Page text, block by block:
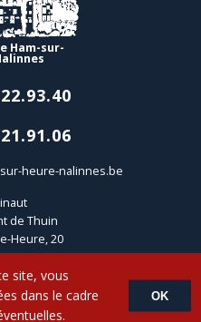
Ham-sur-
heure-nalinnes.be
de Thuin
Heure, 20
Heure
Heure-Nalinnes - Developed by
site, vous
dans le cadre
OK